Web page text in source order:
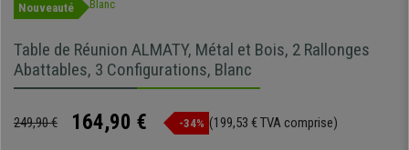
Nouveauté
Table de Réunion ALMATY, Métal et Bois, 2 Rallonges
Abattables, 3 Configurations, Blanc
249,90 € 164,90 € -34% (199,53 € TVA comprise)